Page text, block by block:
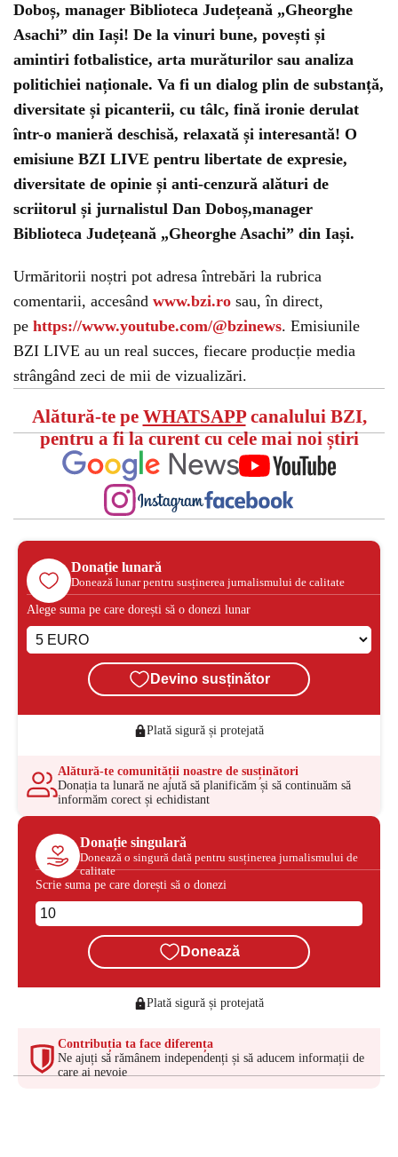
Doboș, manager Biblioteca Județeană „Gheorghe
Asachi” din Iași! De la vinuri bune, povești și
amintiri fotbalistice, arta murăturilor sau analiza
politichiei naționale. Va fi un dialog plin de substanță,
diversitate și picanterii, cu tâlc, fină ironie derulat
într-o manieră deschisă, relaxată și interesantă! O
emisiune BZI LIVE pentru libertate de expresie,
diversitate de opinie și anti-cenzură alături de
scriitorul și jurnalistul Dan Doboș,manager
Biblioteca Județeană „Gheorghe Asachi” din Iași.
Urmăritorii noștri pot adresa întrebări la rubrica
comentarii, accesând www.bzi.ro sau, în direct,
pe https://www.youtube.com/@bzinews. Emisiunile
BZI LIVE au un real succes, fiecare producție media
strângând zeci de mii de vizualizări.
Alătură-te pe WHATSAPPcanalului BZI,
pentru a fi la curent cu cele mai noi știri
Donație lunară
Donează lunar pentru susținerea jurnalismului de calitate
Alege suma pe care dorești să o donezi lunar
Devino susținător
Plată sigură și protejată
Alătură-te comunității noastre de susținători
Donația ta lunară ne ajută să planificăm și să continuăm să
informăm corect și echidistant
Donație singulară
Donează o singură dată pentru susținerea jurnalismului de
calitate
Scrie suma pe care dorești să o donezi
Donează
Plată sigură și protejată
Contribuția ta face diferența
Ne ajuți să rămânem independenți și să aducem informații de
care ai nevoie